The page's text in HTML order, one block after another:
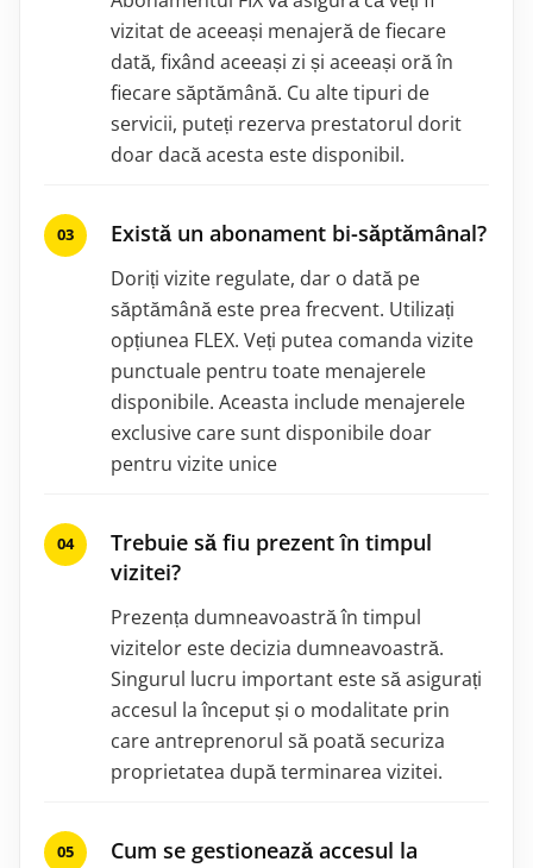
vizitat de aceeași menajeră de fiecare
dată, fixând aceeași zi și aceeași oră în
fiecare săptămână. Cu alte tipuri de
servicii, puteți rezerva prestatorul dorit
doar dacă acesta este disponibil.
Există un abonament bi-săptămânal?
Doriți vizite regulate, dar o dată pe
săptămână este prea frecvent. Utilizați
opțiunea FLEX. Veți putea comanda vizite
punctuale pentru toate menajerele
disponibile. Aceasta include menajerele
exclusive care sunt disponibile doar
pentru vizite unice
Trebuie să fiu prezent în timpul
vizitei?
Prezența dumneavoastră în timpul
vizitelor este decizia dumneavoastră.
Singurul lucru important este să asigurați
accesul la început și o modalitate prin
care antreprenorul să poată securiza
proprietatea după terminarea vizitei.
Cum se gestionează accesul la